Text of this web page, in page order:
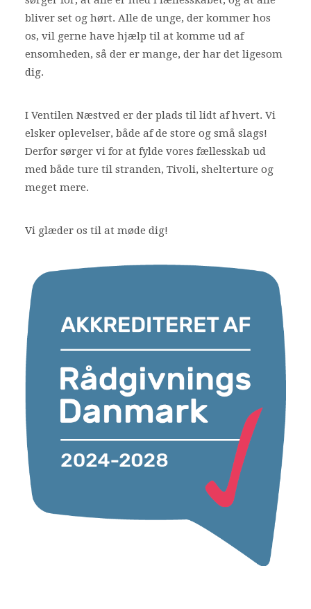
Shop
Bliv frivillig
Nyheder
Search
Cart
bliver set og hørt. Alle de unge, der kommer hos
os, vil gerne have hjælp til at komme ud af
ensomheden, så der er mange, der har det ligesom
dig.
I Ventilen Næstved er der plads til lidt af hvert. Vi
elsker oplevelser, både af de store og små slags!
Derfor sørger vi for at fylde vores fællesskab ud
med både ture til stranden, Tivoli, shelterture og
meget mere.
Vi glæder os til at møde dig!